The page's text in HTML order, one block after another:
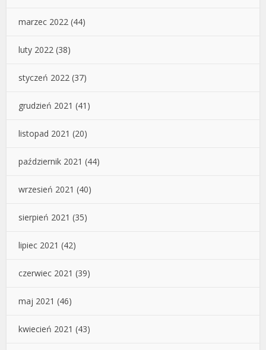
marzec 2022 (44)
luty 2022 (38)
styczeń 2022 (37)
grudzień 2021 (41)
listopad 2021 (20)
październik 2021 (44)
wrzesień 2021 (40)
sierpień 2021 (35)
lipiec 2021 (42)
czerwiec 2021 (39)
maj 2021 (46)
kwiecień 2021 (43)